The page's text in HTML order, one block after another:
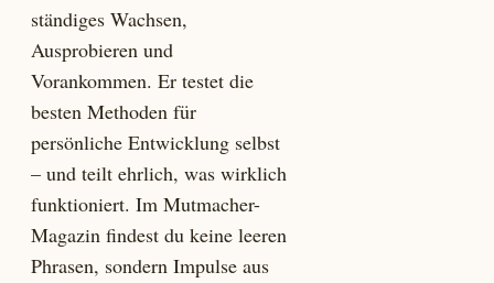
ständiges Wachsen,
Ausprobieren und
Vorankommen. Er testet die
besten Methoden für
persönliche Entwicklung selbst
– und teilt ehrlich, was wirklich
funktioniert. Im Mutmacher-
Magazin findest du keine leeren
Phrasen, sondern Impulse aus